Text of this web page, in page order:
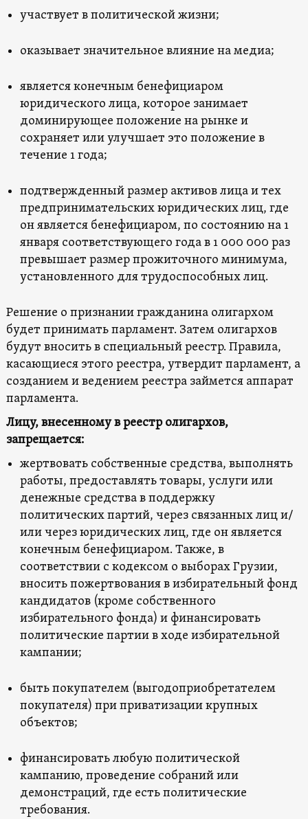
участвует в политической жизни;
оказывает значительное влияние на медиа;
является конечным бенефициаром
юридического лица, которое занимает
доминирующее положение на рынке и
сохраняет или улучшает это положение в
течение 1 года;
подтвержденный размер активов лица и тех
предпринимательских юридических лиц, где
он является бенефициаром, по состоянию на 1
января соответствующего года в 1 000 000 раз
превышает размер прожиточного минимума,
установленного для трудоспособных лиц.
Решение о признании гражданина олигархом
будет принимать парламент. Затем олигархов
будут вносить в специальный реестр. Правила,
касающиеся этого реестра, утвердит парламент, а
созданием и ведением реестра займется аппарат
парламента.
Лицу, внесенному в реестр олигархов,
запрещается:
жертвовать собственные средства, выполнять
работы, предоставлять товары, услуги или
денежные средства в поддержку
политических партий, через связанных лиц и/
или через юридических лиц, где он является
конечным бенефициаром. Также, в
соответствии с кодексом о выборах Грузии,
вносить пожертвования в избирательный фонд
кандидатов (кроме собственного
избирательного фонда) и финансировать
политические партии в ходе избирательной
кампании;
быть покупателем (выгодоприобретателем
покупателя) при приватизации крупных
объектов;
финансировать любую политической
кампанию, проведение собраний или
демонстраций, где есть политические
требования.